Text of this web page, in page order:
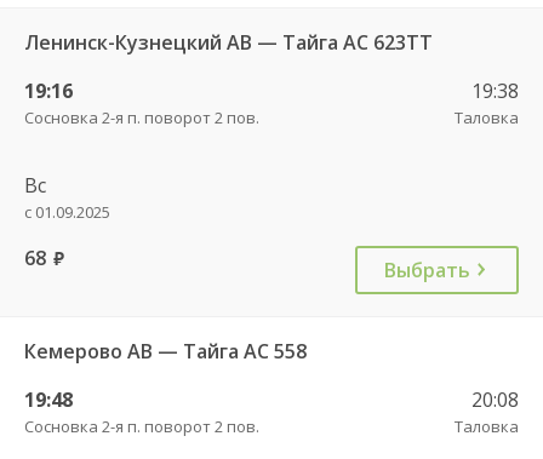
Ленинск-Кузнецкий АВ — Тайга АС 623ТТ
19:16
Сосновка 2-я п. поворот 2 пов.
19:38
Таловка
Вс
с 01.09.2025
68 руб. Выбрать
Кемерово АВ — Тайга АС 558
19:48
Сосновка 2-я п. поворот 2 пов.
20:08
Таловка